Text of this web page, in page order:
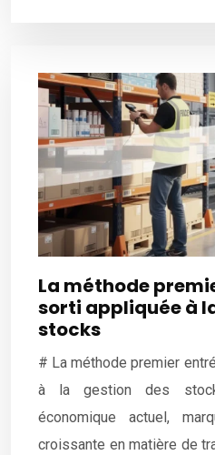
La méthode
sorti appliquée à
stocks
# La méthode premier
à la gestion des
économique actuel,
croissante en matière de